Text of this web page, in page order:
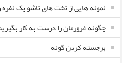
نمونه هایی از تخت های تاشو یک نفره
چگونه غرورمان را درست به کار
برجسته کردن گونه